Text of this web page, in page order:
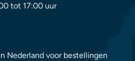
tot 17:00 uur
Nederland voor bestellingen